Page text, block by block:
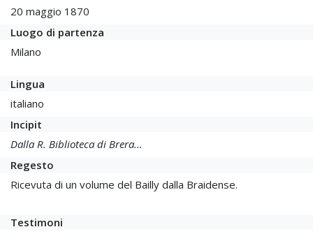
20 maggio 1870
Luogo di partenza
Milano
Lingua
italiano
Incipit
Dalla R. Biblioteca di Brera...
Regesto
Ricevuta di un volume del Bailly dalla Braidense.
Testimoni